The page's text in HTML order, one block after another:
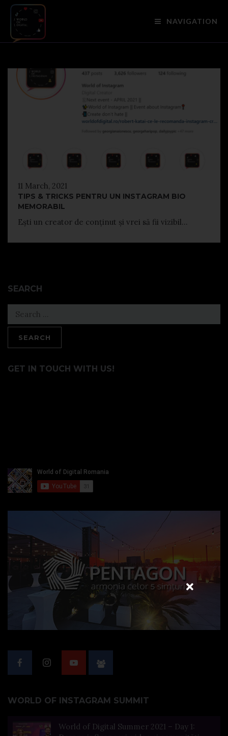
NAVIGATION
11 March, 2021
TIPS & TRICKS PENTRU UN INSTAGRAM BIO
MEMORABIL
Ești un creator de conținut și vrei să fii vizibil...
SEARCH
for:
GET IN TOUCH WITH US!
WORLD OF INSTAGRAM SUMMIT
World of Digital Summer 2021 – Day 1: